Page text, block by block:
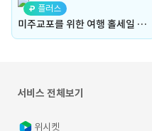
플러스
미주교포를 위한 여행 홀세일 웹페이지 "다원USA"
서비스 전체보기
위시켓